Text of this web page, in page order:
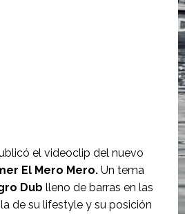
el videoclip del nuevo
El Mero Mero. Un tema
Dub lleno de barras en las
de su lifestyle y su posición